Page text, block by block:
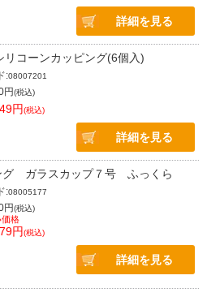
詳細を見る
リコーンカッピング(6個入)
:08007201
円(税込)
円(税込)
詳細を見る
グ ガラスカップ７号 ふっくら
:08005177
円(税込)
価格
円(税込)
詳細を見る